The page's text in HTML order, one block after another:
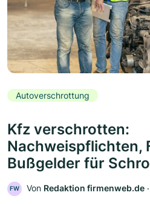
Autoverschrottung
Kfz verschrotten:
Nachweispflichten,
Bußgelder für
FW Von Redaktion firmenweb.de ‧